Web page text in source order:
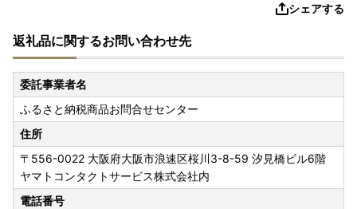
シェアする
返礼品に関するお問い合わせ先
委託事業者名
ふるさと納税商品お問合せセンター
住所
〒556-0022 大阪府大阪市浪速区桜川3-8-59 汐見橋ビル6階
ヤマトコンタクトサービス株式会社内
電話番号